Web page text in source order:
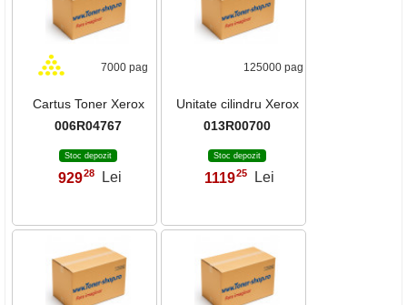
7000 pag
Cartus Toner Xerox
006R04767
Stoc depozit
92928 Lei
125000 pag
Unitate cilindru Xerox
013R00700
Stoc depozit
1119,25 Lei